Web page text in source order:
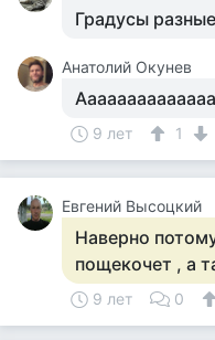
Градусы
Анатолий Окунев
9 лет 1
Евгений Высоцкий
Наверно
пощекочет , а
9 лет 0